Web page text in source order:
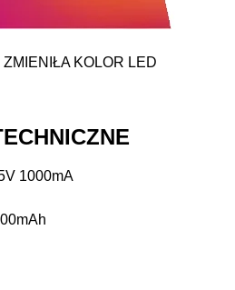
KOLOR LED
1000mA